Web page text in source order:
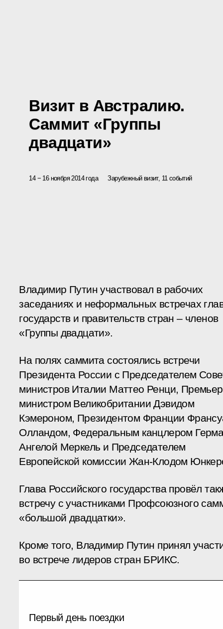
Визит в Австралию.
Саммит «Группы
двадцати»
14 − 16 ноября 2014 года Зарубежный визит, 11 событий
Владимир Путин участвовал в рабочих
заседаниях и неформальных встречах
государств и правительств стран – членов
«Группы двадцати».
На полях саммита состоялись встречи
Президента России с Председателем
министров Италии Маттео Ренци,
министром Великобритании Дэвидом
Кэмероном, Президентом Франции
Олландом, Федеральным канцлером
Ангелой Меркель и Председателем
Европейской комиссии Жан-Клодом
Глава Российского государства провёл
встречу с участниками Профсоюзного
«большой двадцатки».
Кроме того, Владимир Путин принял
во встрече лидеров стран БРИКС.
Первый день поездки